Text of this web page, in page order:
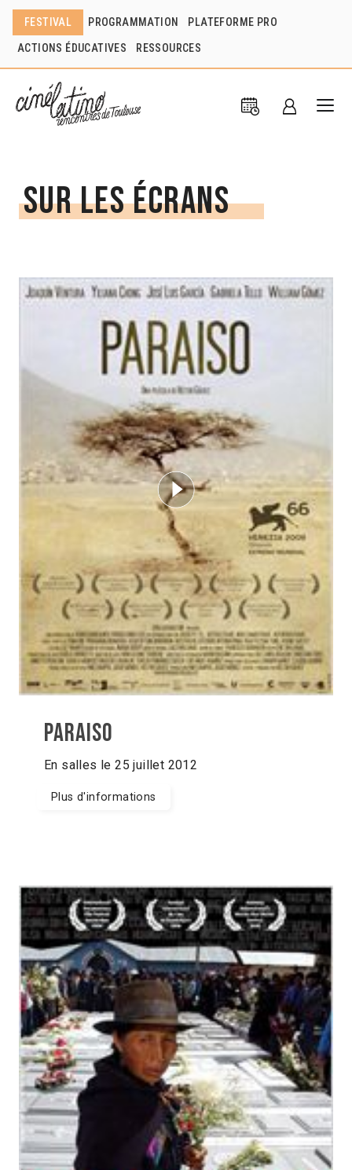
FESTIVAL PROGRAMMATION PLATEFORME PRO
ACTIONS ÉDUCATIVES RESSOURCES
Sur les écrans
Paraiso
En salles le 25 juillet 2012
Plus d'informations